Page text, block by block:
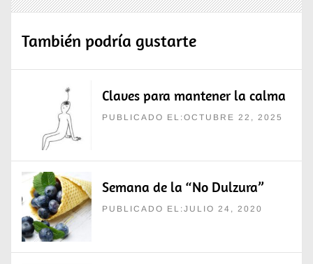
También podría gustarte
Claves para mantener la calma
PUBLICADO EL:OCTUBRE 22, 2025
Semana de la “No Dulzura”
PUBLICADO EL:JULIO 24, 2020